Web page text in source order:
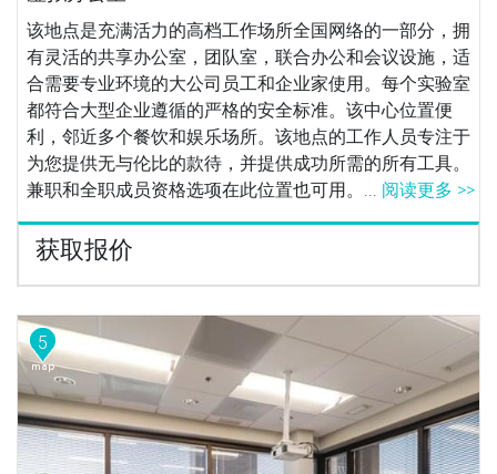
该地点是充满活力的高档工作场所全国网络的一部分，拥
有灵活的共享办公室，团队室，联合办公和会议设施，适
合需要专业环境的大公司员工和企业家使用。每个实验室
都符合大型企业遵循的严格的安全标准。该中心位置便
利，邻近多个餐饮和娱乐场所。该地点的工作人员专注于
为您提供无与伦比的款待，并提供成功所需的所有工具。
兼职和全职成员资格选项在此位置也可用。... 阅读更多 >>
获取报价
5